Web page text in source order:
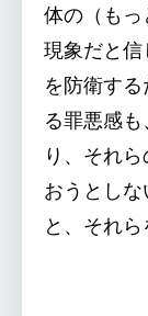
体の（も
現象だと
を防衛す
る罪悪感
り、それ
おうとし
と、それら